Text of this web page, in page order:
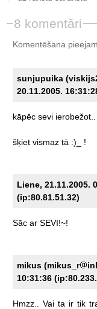
8 komentāri
Komentēšana
sunjupuika
20.11.2005.
kāpēc sevi ierobežot..
šķiet vismaz tā :)_ !
Liene, 21.11.2005.
(ip:80.81.51.32)
Sāc ar SEVI!~!
mikus (mikus_r
10:31:36
Hmzz.. Vai ta ir tik